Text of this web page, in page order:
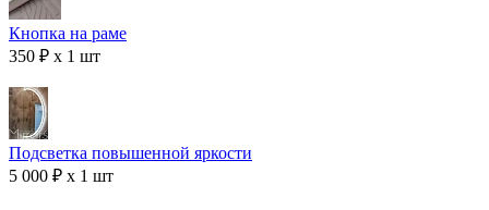
Кнопка на раме
350 ₽ x 1 шт
Подсветка повышенной яркости
5 000 ₽ x 1 шт